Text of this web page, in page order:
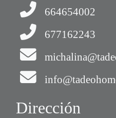
664654002
677162243
Dirección